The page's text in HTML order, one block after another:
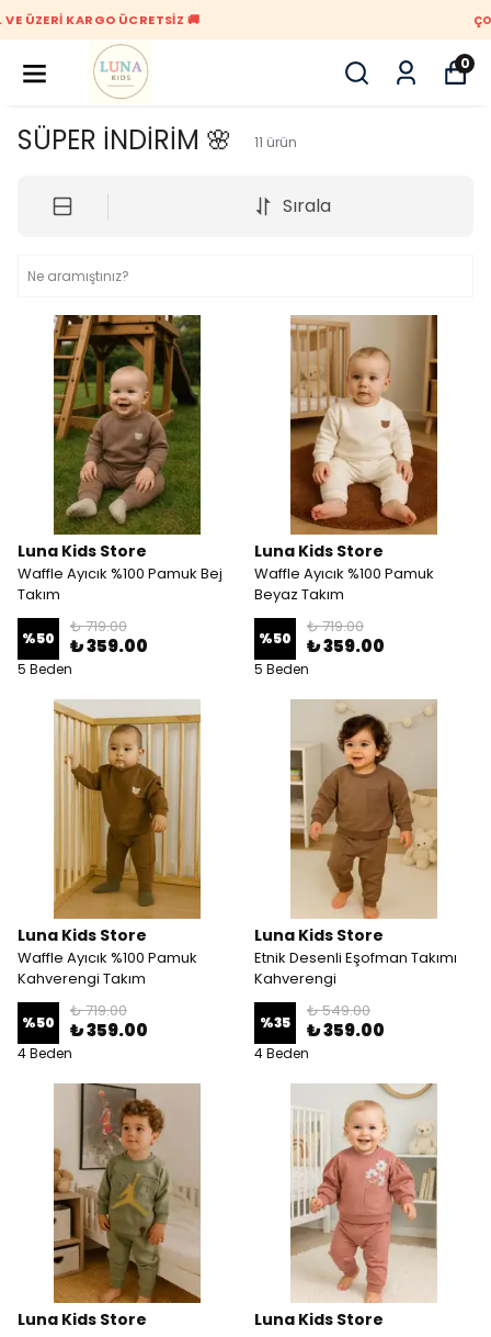
ÇOK AL AZ ÖDE 🥰 3 AL 2 ÖDE 🥰
0
SÜPER İNDİRİM 🌸 11 ürün
Sırala
Luna Kids Store
Waffle Ayıcık %100 Pamuk Bej
Takım
%50
₺ 719.00
₺ 359.00
5 Beden
Luna Kids Store
Waffle Ayıcık %100 Pamuk
Beyaz Takım
%50
₺ 719.00
₺ 359.00
5 Beden
Luna Kids Store
Waffle Ayıcık %100 Pamuk
Kahverengi Takım
%50
₺ 719.00
₺ 359.00
4 Beden
Luna Kids Store
Etnik Desenli Eşofman Takımı
Kahverengi
%35
₺ 549.00
₺ 359.00
4 Beden
Luna Kids Store Luna Kids Store